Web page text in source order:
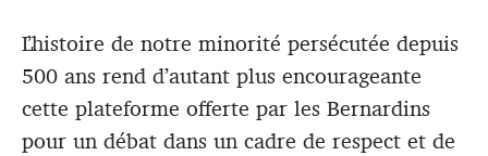
L’histoire de notre minorité persécutée depuis
500 ans rend d’autant plus encourageante
cette plateforme offerte par les Bernardins
pour un débat dans un cadre de respect et de